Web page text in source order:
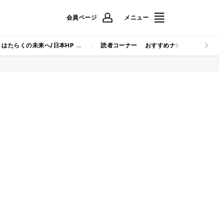
会員ページ メニュー
はたらくの未来へ/日本HP 読者コーナー おすすめナビ マイナビ